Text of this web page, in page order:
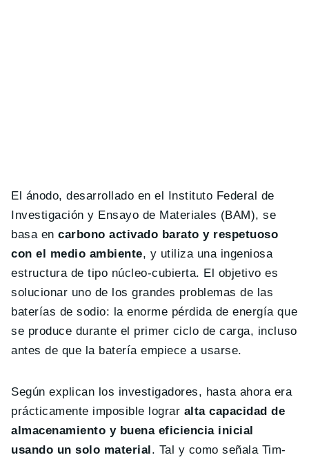
El ánodo, desarrollado en el Instituto Federal de
Investigación y Ensayo de Materiales (BAM), se
basa encarbono activado barato y respetuoso
con el medio ambiente, y utiliza una ingeniosa
estructura de tipo núcleo-cubierta. El objetivo es
solucionar uno de los grandes problemas de las
baterías de sodio: la enorme pérdida de energía que
se produce durante el primer ciclo de carga, incluso
antes de que la batería empiece a usarse.
Según explican los investigadores, hasta ahora era
prácticamente imposible lograr alta capacidad de
almacenamiento y buena eficiencia inicial
usando un solo material . Tal y como señala Tim-